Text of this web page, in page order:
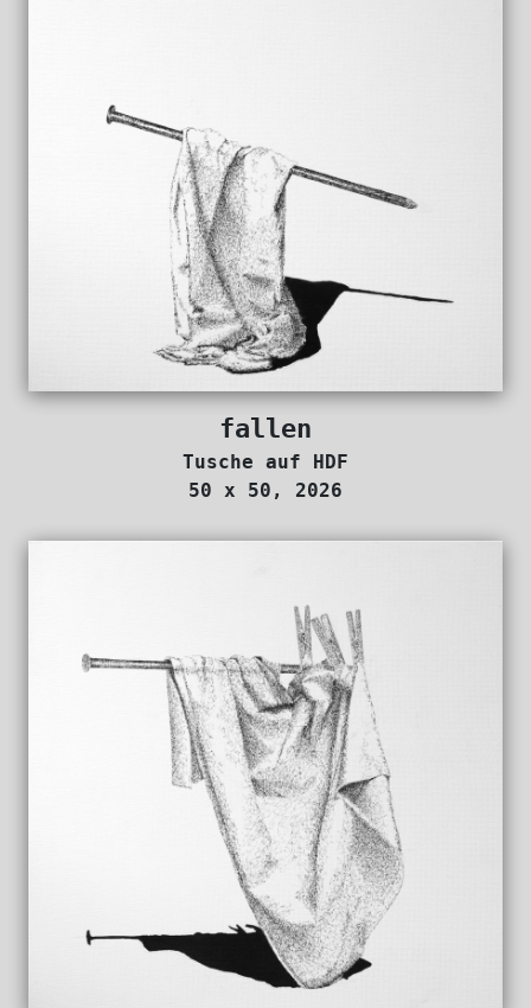
fallen
Tusche auf HDF
50 x 50, 2026